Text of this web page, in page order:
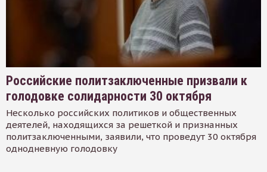
Российские политзаключенные призвали к
голодовке солидарности 30 октября
Несколько российских политиков и общественных
деятелей, находящихся за решеткой и признанных
политзаключенными, заявили, что проведут 30 октября
однодневную голодовку